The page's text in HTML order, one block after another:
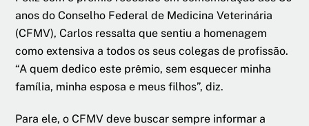
anos do Conselho Federal de Medicina Veterinária
(CFMV), Carlos ressalta que sentiu a homenagem
como extensiva a todos os seus colegas de profissão.
“A quem dedico este prêmio, sem esquecer minha
família, minha esposa e meus filhos”, diz.
Para ele, o CFMV deve buscar sempre informar a